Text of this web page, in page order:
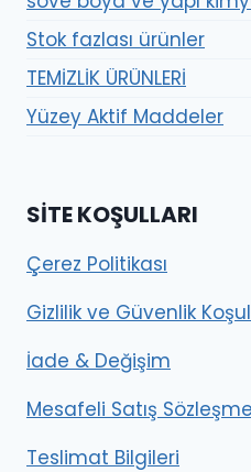
Stok fazlası ürünler
TEMİZLİK ÜRÜNLERİ
Yüzey Aktif Maddeler
SITE KOŞULLARI
Çerez Politikası
Gizlilik ve Güvenlik
İade & Değişim
Mesafeli Satış
Teslimat Bilgileri